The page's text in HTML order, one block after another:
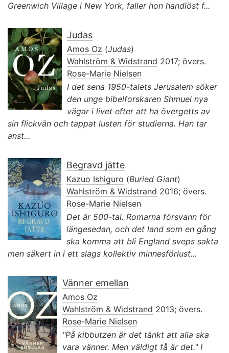
Greenwich Village i New York, faller hon handlöst f...
Judas
Amos Oz (Judas)
Wahlström & Widstrand 2017; övers.
Rose-Marie Nielsen
I det sena 1950-talets Jerusalem söker
den unge bibelforskaren Shmuel nya
vägar i livet efter att ha övergetts av
sin flickvän och tappat lusten för studierna. Han tar
anst...
Begravd jätte
Kazuo Ishiguro (Buried Giant)
Wahlström & Widstrand 2016; övers.
Rose-Marie Nielsen
Det är 500-tal. Romarna försvann för
längesedan, och det land som en gång
ska komma att bli England sveps sakta
men säkert in i ett slags kollektiv minnesförlust...
Vänner emellan
Amos Oz
Wahlström & Widstrand 2013; övers.
Rose-Marie Nielsen
"På kibbutzen är det tänkt att alla ska
vara vänner. Men väldigt få är det." I